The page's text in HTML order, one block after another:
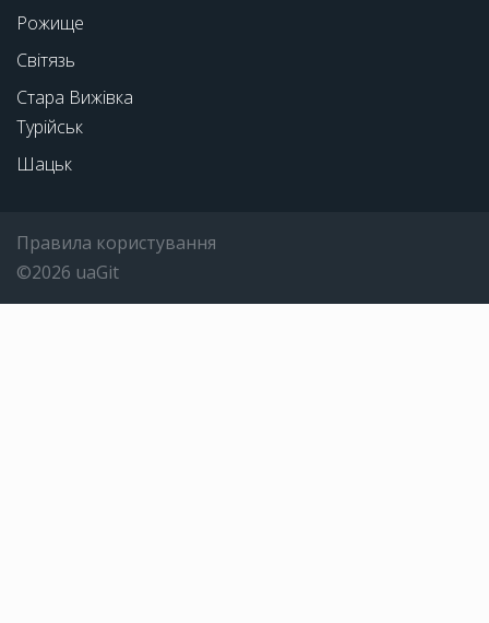
Рожище
Світязь
Стара Вижівка
Турійськ
Шацьк
Правила користування
©2026 uaGit